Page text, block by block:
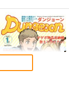
斎藤一の本を出すサー
クル
1,572円（税込）
斎藤一
サンプル